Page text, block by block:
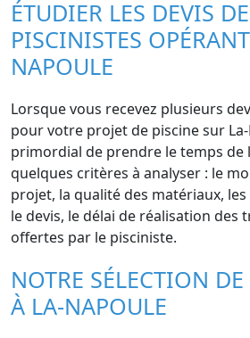
ÉTUDIER LES DEVIS
PISCINISTES
NAPOULE
Lorsque vous recevez plusieurs
pour votre projet de piscine sur
primordial de prendre le temps de
quelques critères à analyser : le
projet, la qualité des matériaux,
le devis, le délai de réalisation des
offertes par le pisciniste.
NOTRE SÉLECTION
À LA-NAPOULE